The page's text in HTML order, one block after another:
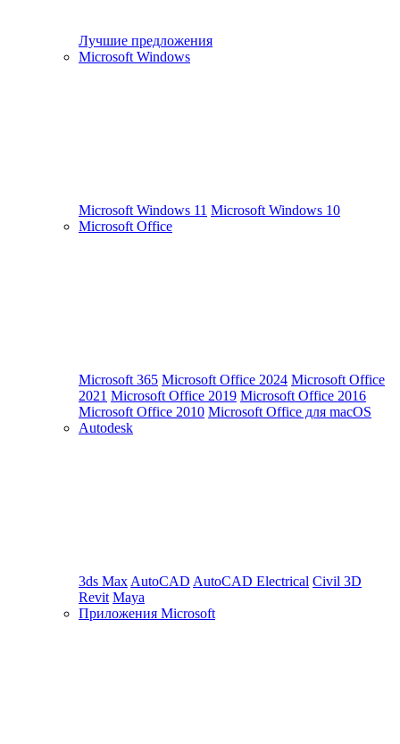
Лучшие предложения
Microsoft Windows
Microsoft Windows 11 Microsoft Windows 10
Microsoft Office
Microsoft 365 Microsoft Office 2024 Microsoft Office
2021 Microsoft Office 2019 Microsoft Office 2016
Microsoft Office 2010 Microsoft Office для macOS
Autodesk
3ds Max AutoCAD AutoCAD Electrical Civil 3D
Revit Maya
Приложения Microsoft